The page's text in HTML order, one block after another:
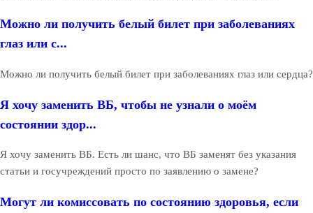
Можно ли получить белый билет при заболеваниях
глаз или с...
Можно ли получить белый билет при заболеваниях глаз или сердца?
Я хочу заменить ВБ, чтобы не узнали о моём
состоянии здор...
Я хочу заменить ВБ. Есть ли шанс, что ВБ заменят без указания
статьи и госучреждений просто по заявлению о замене?
Могут ли комиссовать по состоянию здоровья, если